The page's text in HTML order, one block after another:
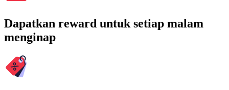
Dapatkan reward untuk setiap malam
menginap